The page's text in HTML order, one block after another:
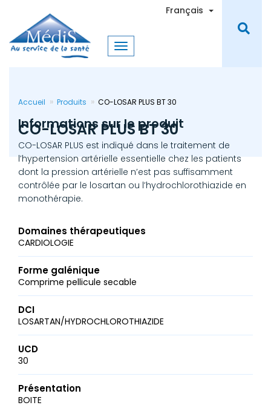
contenu
principal
Français Toggle
Accueil Produits CO-LOSAR PLUS BT 30
CO-LOSAR PLUS BT 30
Informations sur le produit
CO-LOSAR PLUS est indiqué dans le traitement de
l’hypertension artérielle essentielle chez les patients
dont la pression artérielle n’est pas suffisamment
contrôlée par le losartan ou l’hydrochlorothiazide en
monothérapie.
Domaines thérapeutiques
CARDIOLOGIE
Forme galénique
Comprime pellicule secable
DCI
LOSARTAN/HYDROCHLOROTHIAZIDE
UCD
30
Présentation
BOITE